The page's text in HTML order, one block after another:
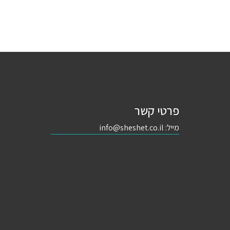
פרטי קשר
מייל: info@sheshet.co.il